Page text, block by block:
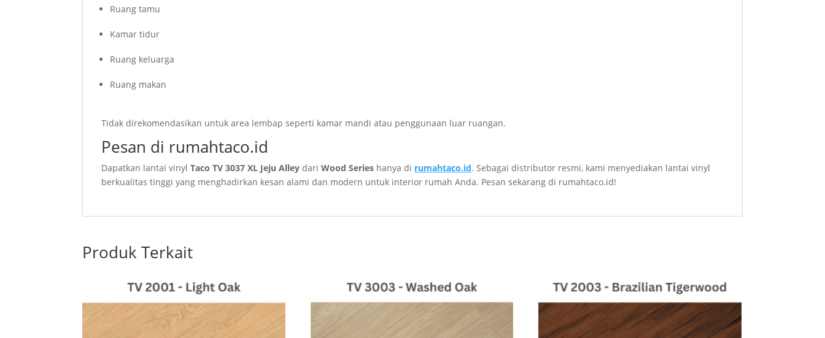
Ruang tamu
Kamar tidur
Ruang keluarga
Ruang makan
Tidak direkomendasikan untuk area lembap seperti kamar mandi atau penggunaan luar ruangan.
Pesan di rumahtaco.id
Dapatkan lantai vinylTaco TV 3037 XL Jeju Alley dariWood Series hanya di rumahtaco.id. Sebagai distributor resmi, kami menyediakan lantai vinyl
berkualitas tinggi yang menghadirkan kesan alami dan modern untuk interior rumah Anda. Pesan sekarang di rumahtaco.id!
Produk Terkait